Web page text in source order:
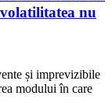
modului în care